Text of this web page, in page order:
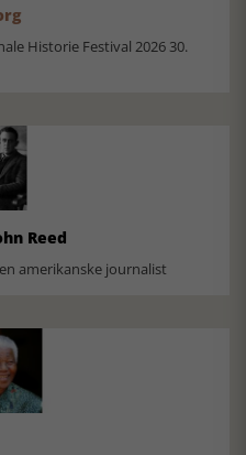
Historie Festival 2026 30.
Reed
amerikanske journalist